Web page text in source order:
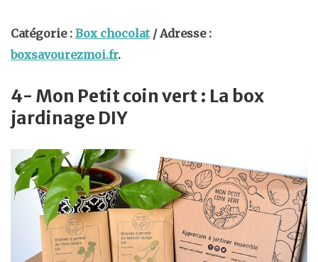
Catégorie : Box chocolat/ Adresse :
boxsavourezmoi.fr.
4- Mon Petit coin vert : La box
jardinage DIY